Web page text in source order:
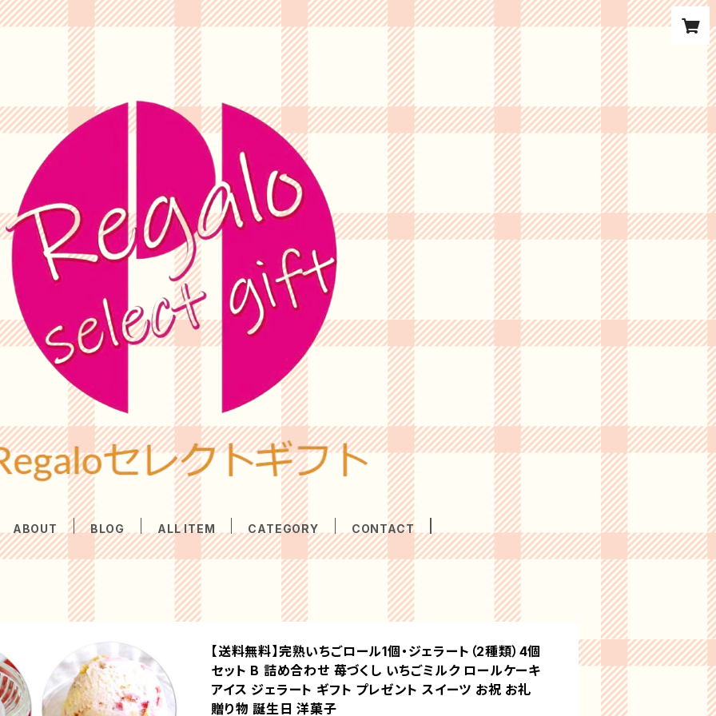
ABOUT BLOG ALL ITEM CATEGORY CONTACT
【送料無料】完熟いちごロール1個・ジェラート（2種類）4個
セット B 詰め合わせ 苺づくし いちごミルク ロールケーキ
アイス ジェラート ギフト プレゼント スイーツ お祝 お礼
贈り物 誕生日 洋菓子